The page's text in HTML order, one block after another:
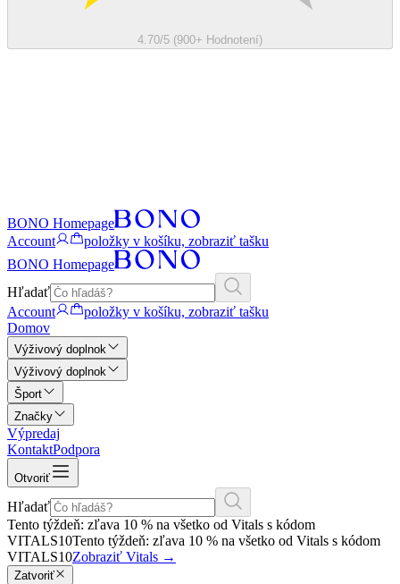
4.70/5 (900+ Hodnotení)
BONO Homepage
Account
položky v košíku, zobraziť tašku
BONO Homepage
Hľadať
Account
položky v košíku, zobraziť tašku
Domov
Výživový doplnok
Výživový doplnok
Šport
Značky
Výpredaj
KontaktPodpora
Otvoriť
Hľadať
Tento týždeň: zľava 10 % na všetko od Vitals s kódom
VITALS10Tento týždeň: zľava 10 % na všetko od Vitals s kódom
VITALS10Zobraziť Vitals →
Zatvoriť